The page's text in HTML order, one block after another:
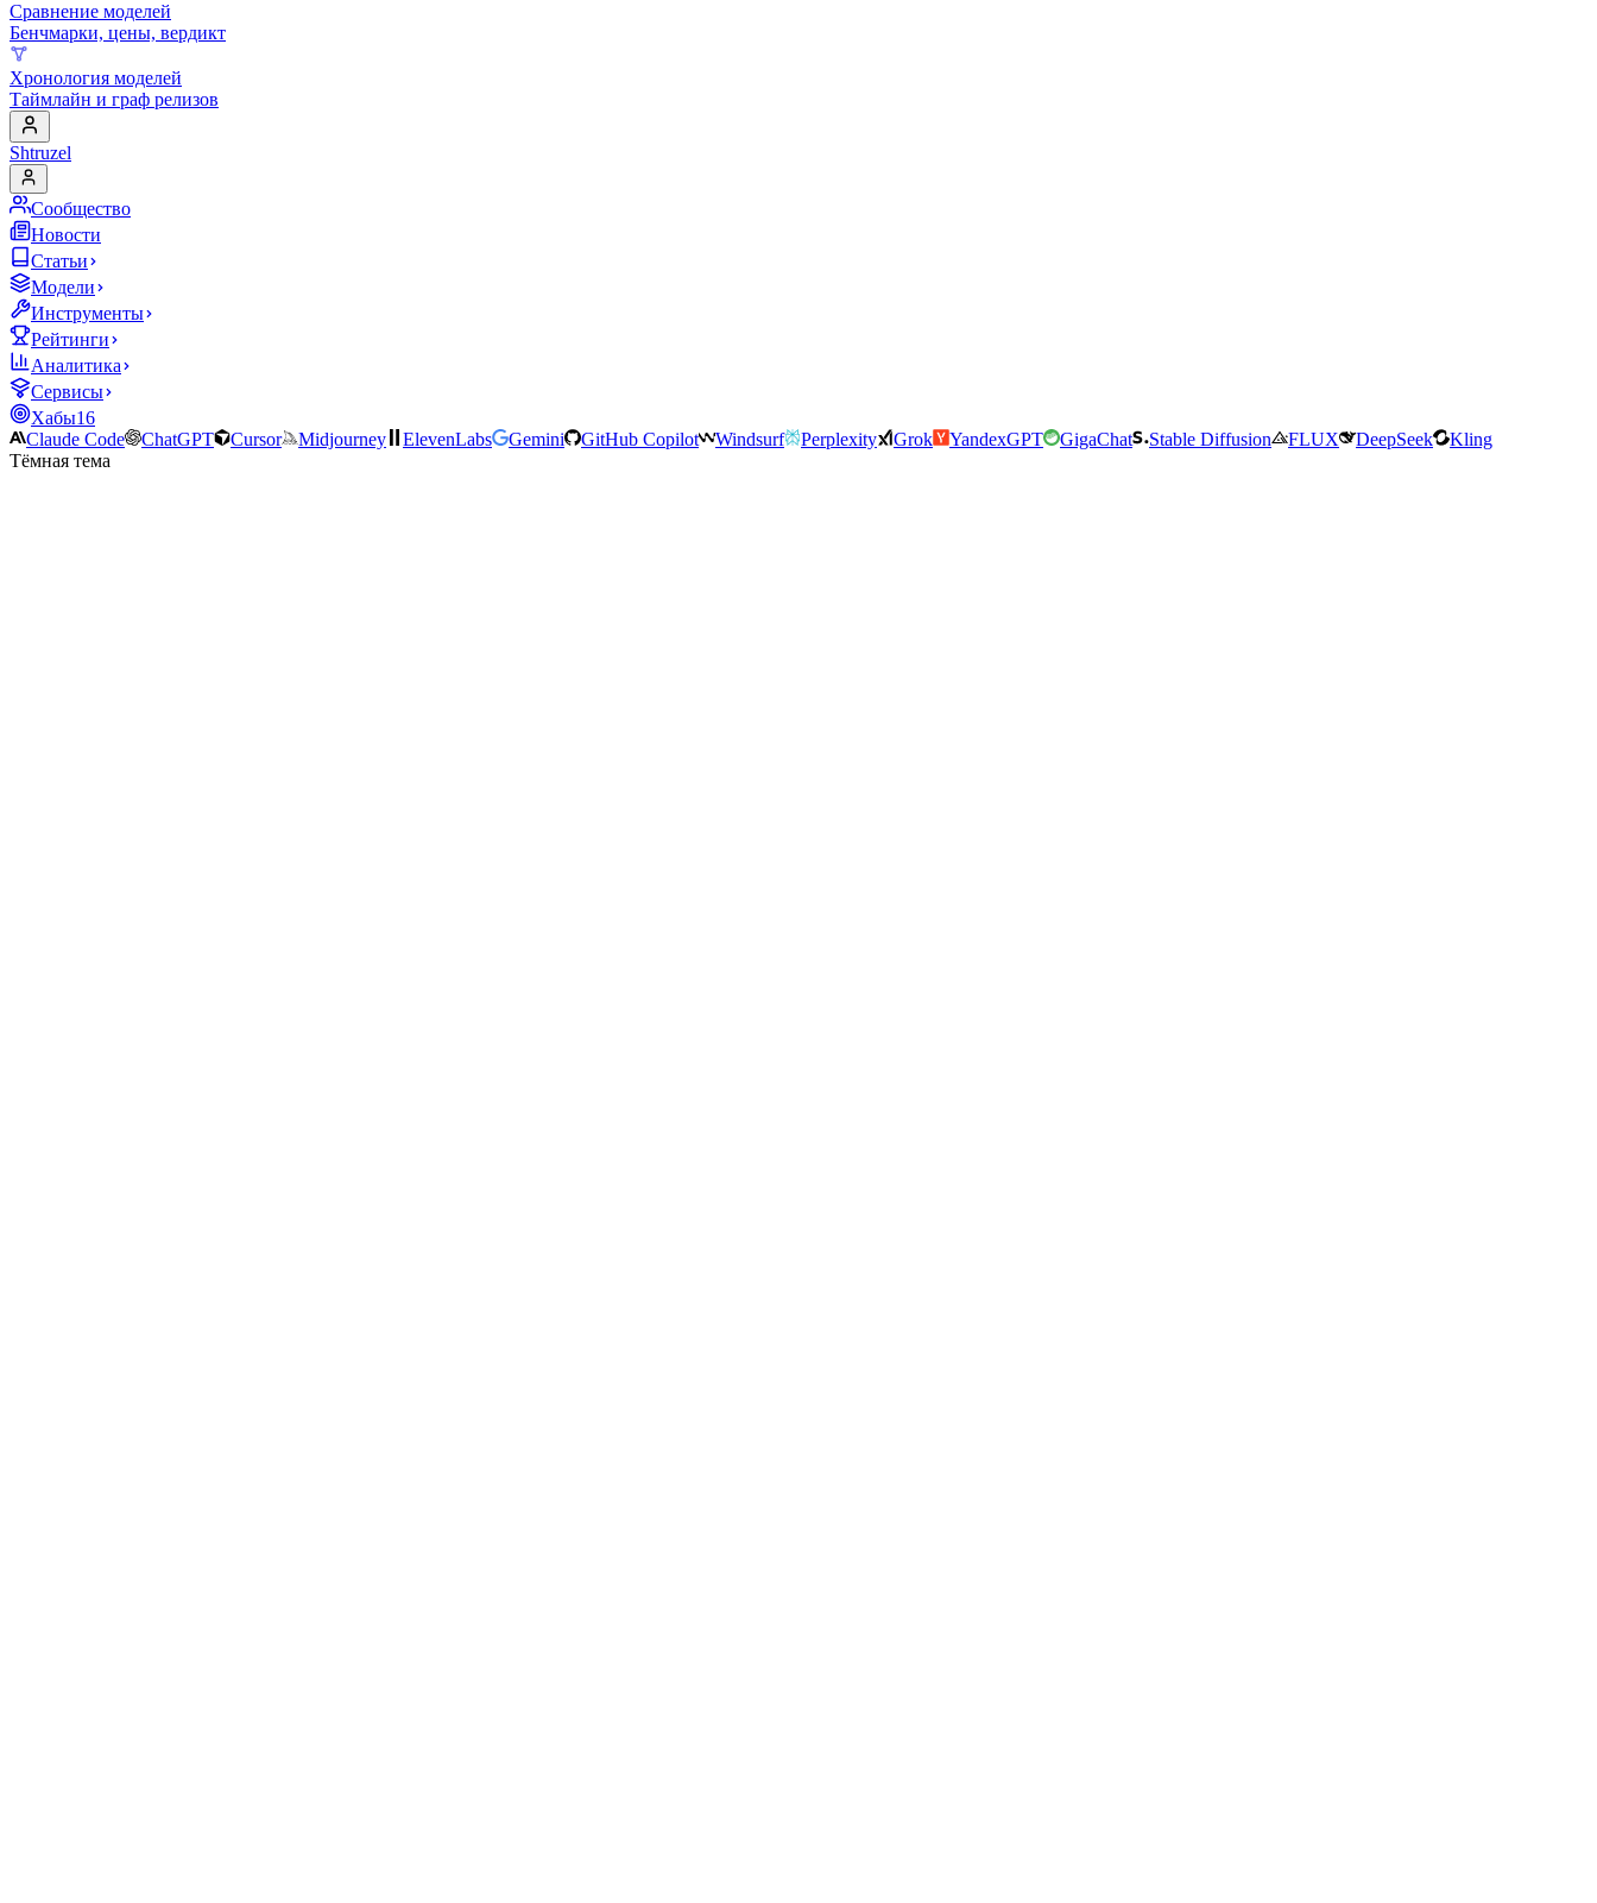
Сравнение моделей
Бенчмарки, цены, вердикт
Хронология моделей
Таймлайн и граф релизов
Shtruzel
Сообщество
Новости
Статьи
Модели
Инструменты
Рейтинги
Аналитика
Сервисы
Хабы16
Claude Code
ChatGPT Cursor Midjourney ElevenLabs Gemini GitHub Copilot Windsurf Perplexity Grok YandexGPT GigaChat Stable Diffusion FLUX DeepSeek
Kling
Тёмная тема